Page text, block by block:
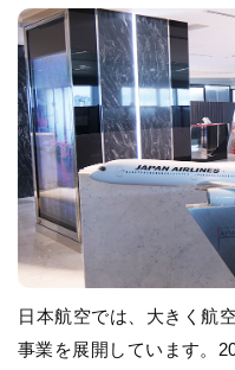
日本航空では、大きく航
事業を展開しています。